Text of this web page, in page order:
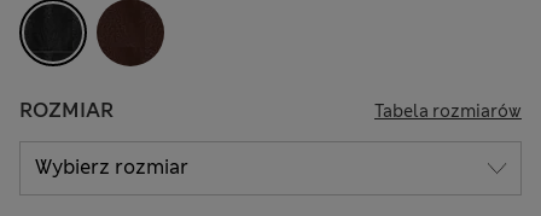
ROZMIAR Tabela rozmiarów